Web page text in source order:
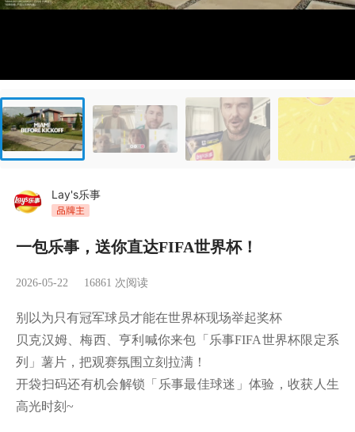
Lay's乐事
一包乐事，送你直达FIFA世界杯！
2026-05-22 16861 次阅读
别以为只有冠军球员才能在世界杯现场举起奖杯
贝克汉姆、梅西、亨利喊你来包「乐事FIFA世界杯限定系
列」薯片，把观赛氛围立刻拉满！
开袋扫码还有机会解锁「乐事最佳球迷」体验，收获人生
高光时刻~